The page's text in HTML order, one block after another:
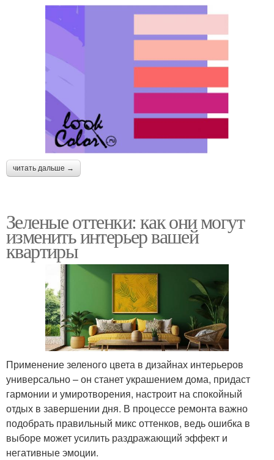
читать дальше →
Зеленые оттенки: как они могут
изменить интерьер вашей
квартиры
Применение зеленого цвета в дизайнах интерьеров
универсально – он станет украшением дома, придаст
гармонии и умиротворения, настроит на спокойный
отдых в завершении дня. В процессе ремонта важно
подобрать правильный микс оттенков, ведь ошибка в
выборе может усилить раздражающий эффект и
негативные эмоции.